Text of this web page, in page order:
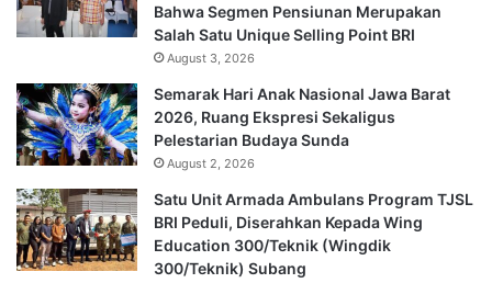
Bahwa Segmen Pensiunan Merupakan
Salah Satu Unique Selling Point BRI
August 3, 2026
Semarak Hari Anak Nasional Jawa Barat
2026, Ruang Ekspresi Sekaligus
Pelestarian Budaya Sunda
August 2, 2026
Satu Unit Armada Ambulans Program TJSL
BRI Peduli, Diserahkan Kepada Wing
Education 300/Teknik (Wingdik
300/Teknik) Subang